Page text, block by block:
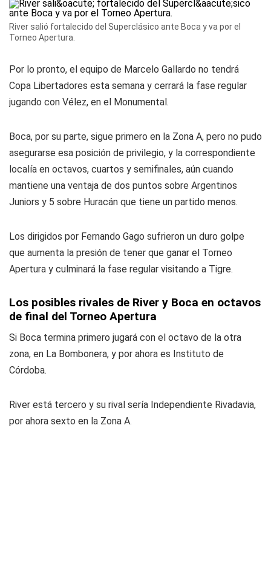
River salió fortalecido del Superclásico ante Boca y va por el
Torneo Apertura.
Por lo pronto, el equipo de Marcelo Gallardo no tendrá
Copa Libertadores esta semana y cerrará la fase regular
jugando con Vélez, en el Monumental.
Boca, por su parte, sigue primero en la Zona A, pero no pudo
asegurarse esa posición de privilegio, y la correspondiente
localía en octavos, cuartos y semifinales, aún cuando
mantiene una ventaja de dos puntos sobre Argentinos
Juniors y 5 sobre Huracán que tiene un partido menos.
Los dirigidos por Fernando Gago sufrieron un duro golpe
que aumenta la presión de tener que ganar el Torneo
Apertura y culminará la fase regular visitando a Tigre.
Los posibles rivales de River y Boca en octavos
de final del Torneo Apertura
Si Boca termina primero jugará con el octavo de la otra
zona, en La Bombonera, y por ahora es Instituto de
Córdoba.
River está tercero y su rival sería Independiente Rivadavia,
por ahora sexto en la Zona A.